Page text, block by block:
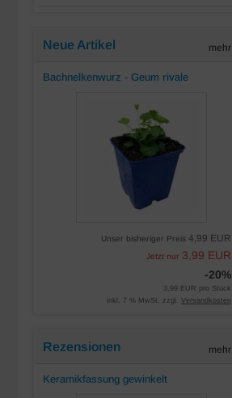
Neue Artikel mehr
Bachnelkenwurz - Geum rivale
Unser bisheriger Preis 4,99 EUR
Jetzt nur 3,99 EUR
-20%
3,99 EUR pro Stück
inkl. 7 % MwSt. zzgl. Versandkosten
Rezensionen mehr
Keramikfassung gewinkelt